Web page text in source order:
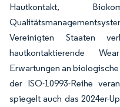
Hautkontakt,
Vereinigten Staaten
hautkontaktierende
Erwartungen an
der ISO-10993-Reihe
spiegelt auch das 2024er-